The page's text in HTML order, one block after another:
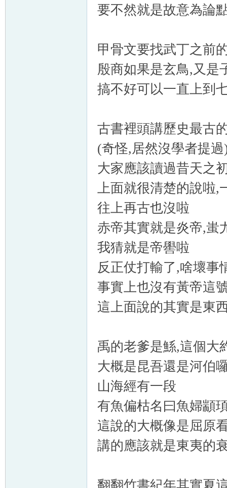
要不然就是故意為論
甲骨文要找武丁之前
殷商如果是玄鳥,又是
搞不好可以一直上到
古書裡頭講歷史最古
(奇怪,居然沒學者提過
大家應該讀過昔天之
上面就很清楚的說啦,
往上再古也沒啦
赤帝其實就是炎帝,蚩
我猜就是帝嚳啦
反正仗打輸了,啥壞事
事實上也沒有黃帝這
這上面說的其實是東
禹的老爹是鯀,這個大
大概是昆吾還是河伯
山海經有一段
有魚偏枯名曰魚婦顓
這說的大概像是屈原
講的應該就是東夷的
翻翻竹書紀年其實夏